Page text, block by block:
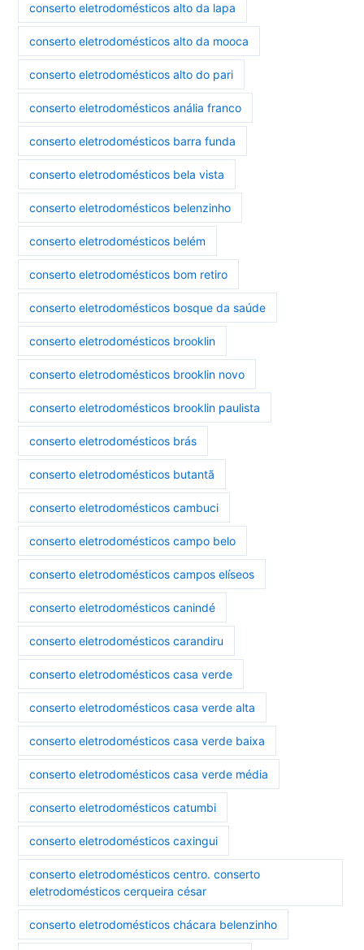
conserto eletrodomésticos alto da lapa
conserto eletrodomésticos alto da mooca
conserto eletrodomésticos alto do pari
conserto eletrodomésticos anália franco
conserto eletrodomésticos barra funda
conserto eletrodomésticos bela vista
conserto eletrodomésticos belenzinho
conserto eletrodomésticos belém
conserto eletrodomésticos bom retiro
conserto eletrodomésticos bosque da saúde
conserto eletrodomésticos brooklin
conserto eletrodomésticos brooklin novo
conserto eletrodomésticos brooklin paulista
conserto eletrodomésticos brás
conserto eletrodomésticos butantã
conserto eletrodomésticos cambuci
conserto eletrodomésticos campo belo
conserto eletrodomésticos campos elíseos
conserto eletrodomésticos canindé
conserto eletrodomésticos carandiru
conserto eletrodomésticos casa verde
conserto eletrodomésticos casa verde alta
conserto eletrodomésticos casa verde baixa
conserto eletrodomésticos casa verde média
conserto eletrodomésticos catumbi
conserto eletrodomésticos caxingui
conserto eletrodomésticos centro. conserto
eletrodomésticos cerqueira césar
conserto eletrodomésticos chácara belenzinho